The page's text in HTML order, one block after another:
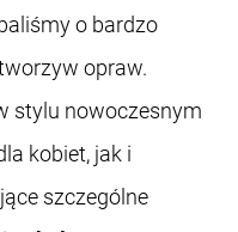
o bardzo
opraw.
stylu nowoczesnym
kobiet, jak i
szczególne